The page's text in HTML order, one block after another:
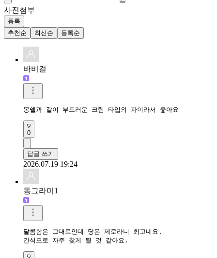
사진첨부
등록
추천순
최신순 등록순
바비걸
몽쉘과 같이 부드러운 크림 타입의 파이라서 좋아요
0
답글 쓰기
2026.07.19 19:24
동그라미1
달콤함은 그대로인데 당은 제로라니 최고네요.
간식으로 자주 찾게 될 것 같아요.